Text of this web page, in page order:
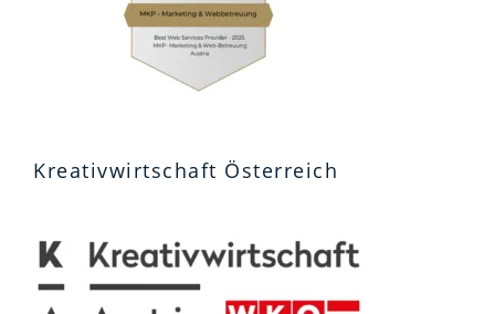
Kreativwirtschaft Österreich